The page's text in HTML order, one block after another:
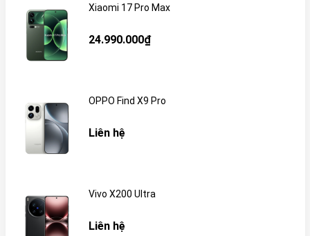
Xiaomi 17 Pro Max
24.990.000₫
OPPO Find X9 Pro
Liên hệ
Vivo X200 Ultra
Liên hệ